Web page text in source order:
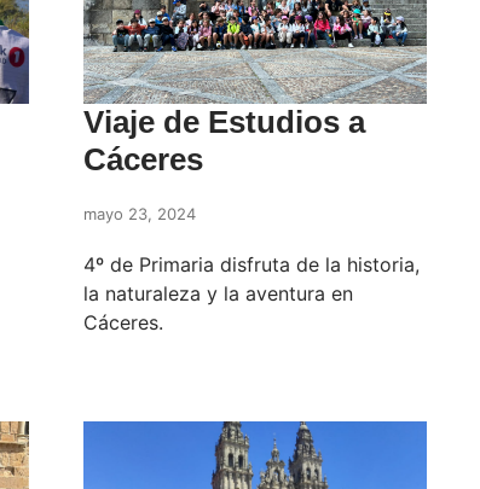
Viaje de Estudios a
Cáceres
mayo 23, 2024
4º de Primaria disfruta de la historia,
la naturaleza y la aventura en
Cáceres.